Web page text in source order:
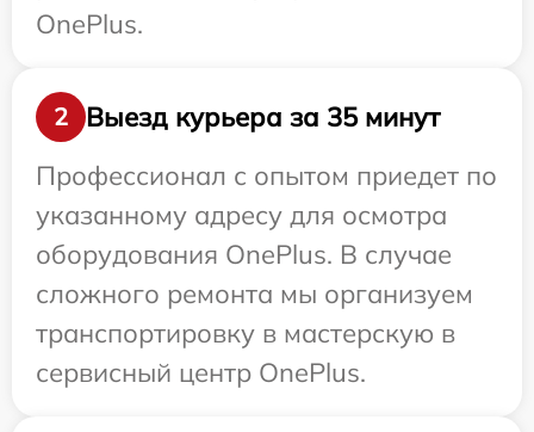
OnePlus.
2
Выезд курьера за 35 минут
Профессионал с опытом приедет по
указанному адресу для осмотра
оборудования OnePlus. В случае
сложного ремонта мы организуем
транспортировку в мастерскую в
сервисный центр OnePlus.